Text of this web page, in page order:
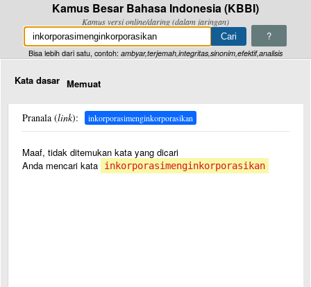
Kamus Besar Bahasa Indonesia (KBBI)
Kamus versi online/daring (dalam jaringan)
?
Bisa lebih dari satu, contoh: ambyar,terjemah,integritas,sinonim,efektif,analisis
Kata dasar Memuat
Pranala (link): inkorporasimenginkorporasikan
Maaf, tidak ditemukan kata yang dicari
Anda mencari kata
inkorporasimenginkorporasikan